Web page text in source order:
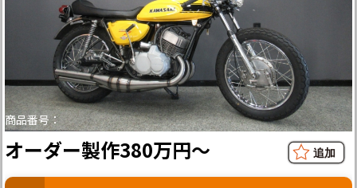
商品番号：
オーダー製作380万円～